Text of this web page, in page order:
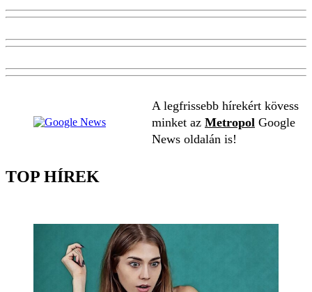
A legfrissebb hírekért kövess
minket az Metropol Google
News oldalán is!
TOP HÍREK